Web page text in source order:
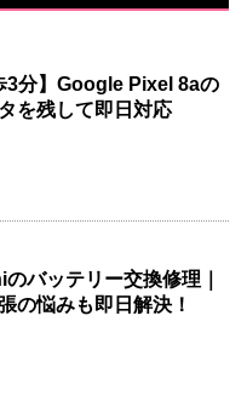
3分】Google Pixel 8aの
を残して即日対応
バッテリー交換修理｜
の悩みも即日解決！